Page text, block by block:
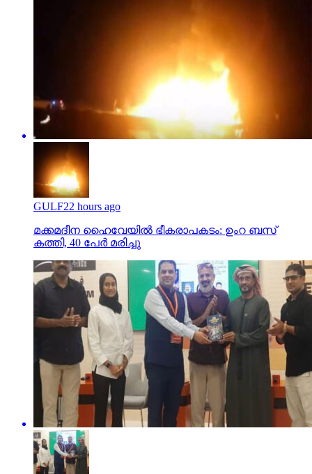
GULF22 hours ago
മക്കമദീന ഹൈവേയില്‍ ഭീകരാപകടം: ഉംറ ബസ്
കത്തി, 40 പേര്‍ മരിച്ചു